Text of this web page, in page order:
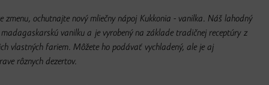
zmenu, ochutnajte nový mliečny nápoj Kukkonia - vanilka. Náš lahodný
vanilku a je vyrobený na základe tradičnej receptúry z
vlastných fariem. Môžete ho podávať vychladený, ale je aj
rôznych dezertov.